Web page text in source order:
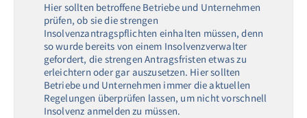
Hier sollten betroffene Betriebe und Unternehmen
prüfen, ob sie die strengen
Insolvenzantragspflichten einhalten müssen, denn
so wurde bereits von einem Insolvenzverwalter
gefordert, die strengen Antragsfristen etwas zu
erleichtern oder gar auszusetzen. Hier sollten
Betriebe und Unternehmen immer die aktuellen
Regelungen überprüfen lassen, um nicht vorschnell
Insolvenz anmelden zu müssen.